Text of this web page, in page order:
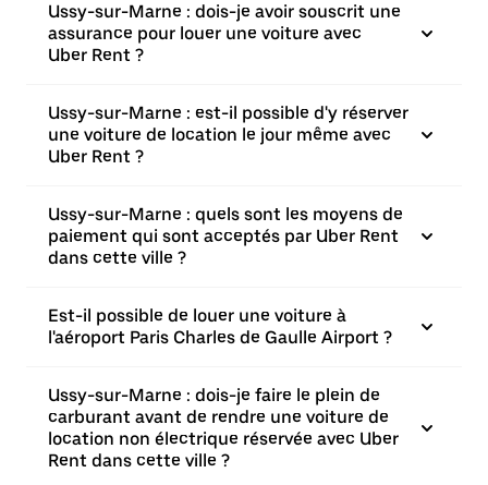
Ussy-sur-Marne : dois-je avoir souscrit une
assurance pour louer une voiture avec
Uber Rent ?
Ussy-sur-Marne : est-il possible d'y réserver
une voiture de location le jour même avec
Uber Rent ?
Ussy-sur-Marne : quels sont les moyens de
paiement qui sont acceptés par Uber Rent
dans cette ville ?
Est-il possible de louer une voiture à
l'aéroport Paris Charles de Gaulle Airport ?
Ussy-sur-Marne : dois-je faire le plein de
carburant avant de rendre une voiture de
location non électrique réservée avec Uber
Rent dans cette ville ?